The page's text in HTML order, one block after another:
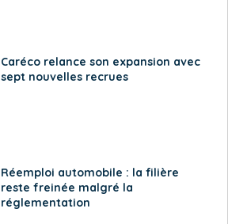
Caréco relance son expansion avec
sept nouvelles recrues
Réemploi automobile : la filière
reste freinée malgré la
réglementation